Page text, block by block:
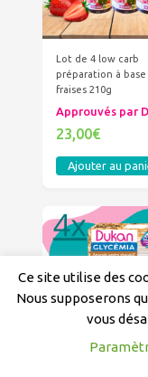
Lot de 4 low carb
préparation à
fraises 210g
Approuvés par
23,00€
Ajouter au
Lot de 4 Dukan
Ce site utilise des
Nous supposerons
vous